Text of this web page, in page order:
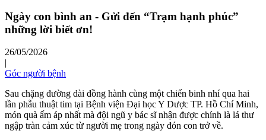
Ngày con bình an - Gửi đến “Trạm hạnh phúc”
những lời biết ơn!
26/05/2026
|
Góc người bệnh
Sau chặng đường dài đồng hành cùng một chiến binh nhí qua hai
lần phẫu thuật tim tại Bệnh viện Đại học Y Dược TP. Hồ Chí Minh,
món quà ấm áp nhất mà đội ngũ y bác sĩ nhận được chính là lá thư
ngập tràn cảm xúc từ người mẹ trong ngày đón con trở về.